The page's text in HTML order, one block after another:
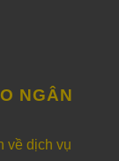
NGÂN
về dịch vụ